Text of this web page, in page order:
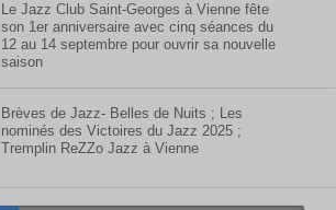
Le Jazz Club Saint-Georges à Vienne fête
son 1er anniversaire avec cinq séances du
12 au 14 septembre pour ouvrir sa nouvelle
saison
Brèves de Jazz- Belles de Nuits ; Les
nominés des Victoires du Jazz 2025 ;
Tremplin ReZZo Jazz à Vienne